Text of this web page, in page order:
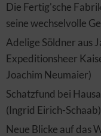
Die Fertig'sche
seine wechselvolle
Adelige Söldner aus
Expeditionsheer
Joachim Neumaier)
Schatzfund bei
(Ingrid Eirich-Schaab)
Neue Blicke auf das